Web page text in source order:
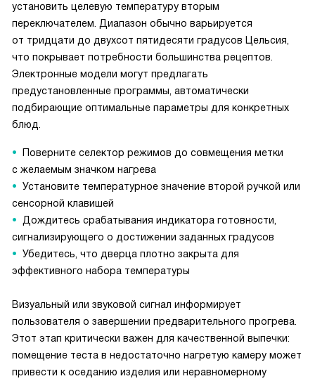
установить целевую температуру вторым
переключателем. Диапазон обычно варьируется
от тридцати до двухсот пятидесяти градусов Цельсия,
что покрывает потребности большинства рецептов.
Электронные модели могут предлагать
предустановленные программы, автоматически
подбирающие оптимальные параметры для конкретных
блюд.
Поверните селектор режимов до совмещения метки
с желаемым значком нагрева
Установите температурное значение второй ручкой или
сенсорной клавишей
Дождитесь срабатывания индикатора готовности,
сигнализирующего о достижении заданных градусов
Убедитесь, что дверца плотно закрыта для
эффективного набора температуры
Визуальный или звуковой сигнал информирует
пользователя о завершении предварительного прогрева.
Этот этап критически важен для качественной выпечки:
помещение теста в недостаточно нагретую камеру может
привести к оседанию изделия или неравномерному